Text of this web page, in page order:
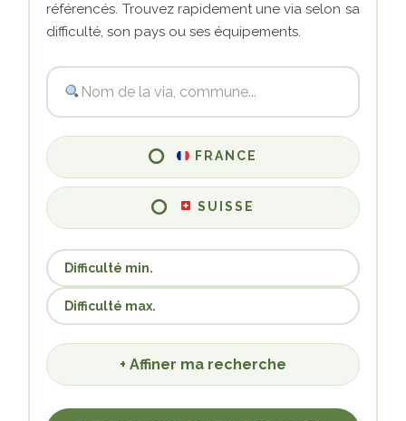
référencés. Trouvez rapidement une via selon sa
difficulté, son pays ou ses équipements.
FRANCE
SUISSE
+ Affiner ma recherche